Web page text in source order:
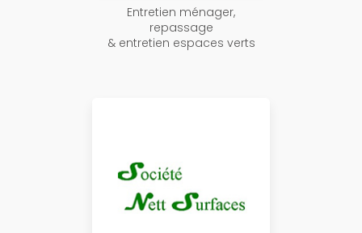
Entretien ménager,
repassage
& entretien espaces verts